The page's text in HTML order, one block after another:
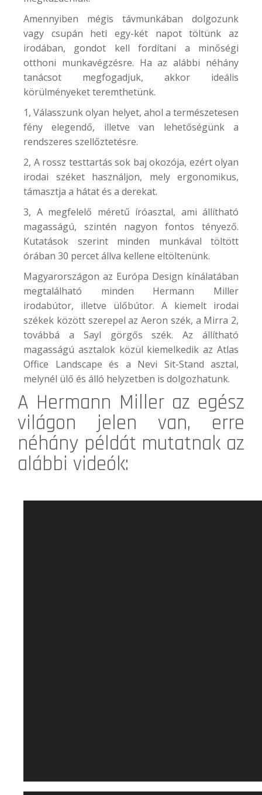
Amennyiben mégis távmunkában dolgozunk
vagy csupán heti egy-két napot töltünk az
irodában, gondot kell fordítani a minőségi
otthoni munkavégzésre. Ha az alábbi néhány
tanácsot megfogadjuk, akkor ideális
körülményeket teremthetünk.
1, Válasszunk olyan helyet, ahol a természetesen
fény elegendő, illetve van lehetőségünk a
rendszeres szellőztetésre.
2, A rossz testtartás sok baj okozója, ezért olyan
irodai széket használjon, mely ergonomikus,
támasztja a hátat és a derekat.
3, A megfelelő méretű íróasztal, ami állítható
magasságú, szintén nagyon fontos tényező.
Kutatások szerint minden munkával töltött
órában 30 percet állva kellene eltöltenünk.
Magyarországon az Európa Design kínálatában
megtalálható minden Hermann Miller
irodabútor, illetve ülőbútor. A kiemelt irodai
székek között szerepel az Aeron szék, a Mirra 2,
továbbá a Sayl görgős szék. Az állítható
magasságú asztalok közül kiemelkedik az Atlas
Office Landscape és a Nevi Sit-Stand asztal,
melynél ülő és álló helyzetben is dolgozhatunk.
A Hermann Milleraz egész
világon jelen van, erre
néhány példát mutatnak az
alábbi videók: